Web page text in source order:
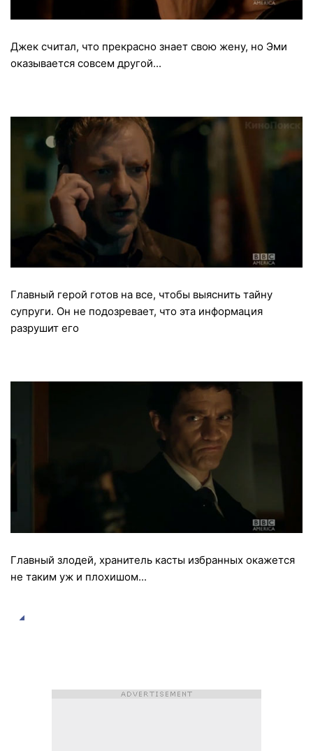
Джек считал, что прекрасно знает свою жену, но Эми
оказывается совсем другой...
Главный герой готов на все, чтобы выяснить тайну
супруги. Он не подозревает, что эта информация
разрушит его
Главный злодей, хранитель касты избранных окажется
не таким уж и плохишом...